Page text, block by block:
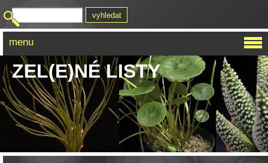
ZEL(E)NÉ LISTY
menu